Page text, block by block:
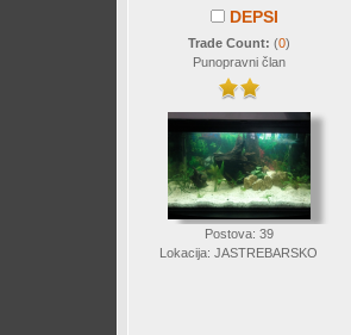
DEPSI
Trade Count: (0)
Punopravni član
Postova: 39
Lokacija: JASTREBARSKO